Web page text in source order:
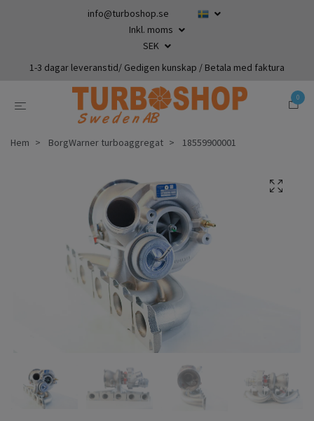
info@turboshop.se
Inkl. moms
SEK
1-3 dagar leveranstid/ Gedigen kunskap / Betala med faktura
0
Hem BorgWarner turboaggregat 18559900001